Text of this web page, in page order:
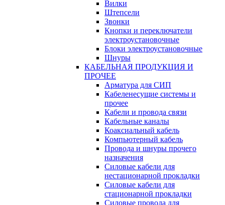
Вилки
Штепсели
Звонки
Кнопки и переключатели
электроустановочные
Блоки электроустановочные
Шнуры
КАБЕЛЬНАЯ ПРОДУКЦИЯ И
ПРОЧЕЕ
Арматура для СИП
Кабеленесущие системы и
прочее
Кабели и провода связи
Кабельные каналы
Коаксиальный кабель
Компьютерный кабель
Провода и шнуры прочего
назначения
Силовые кабели для
нестационарной прокладки
Силовые кабели для
стационарной прокладки
Силовые провода для